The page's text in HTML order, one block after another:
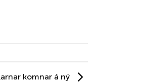
komnar á ný